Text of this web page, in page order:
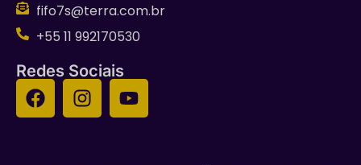
fifo7s@terra.com.br
+55 11 992170530
Redes Sociais